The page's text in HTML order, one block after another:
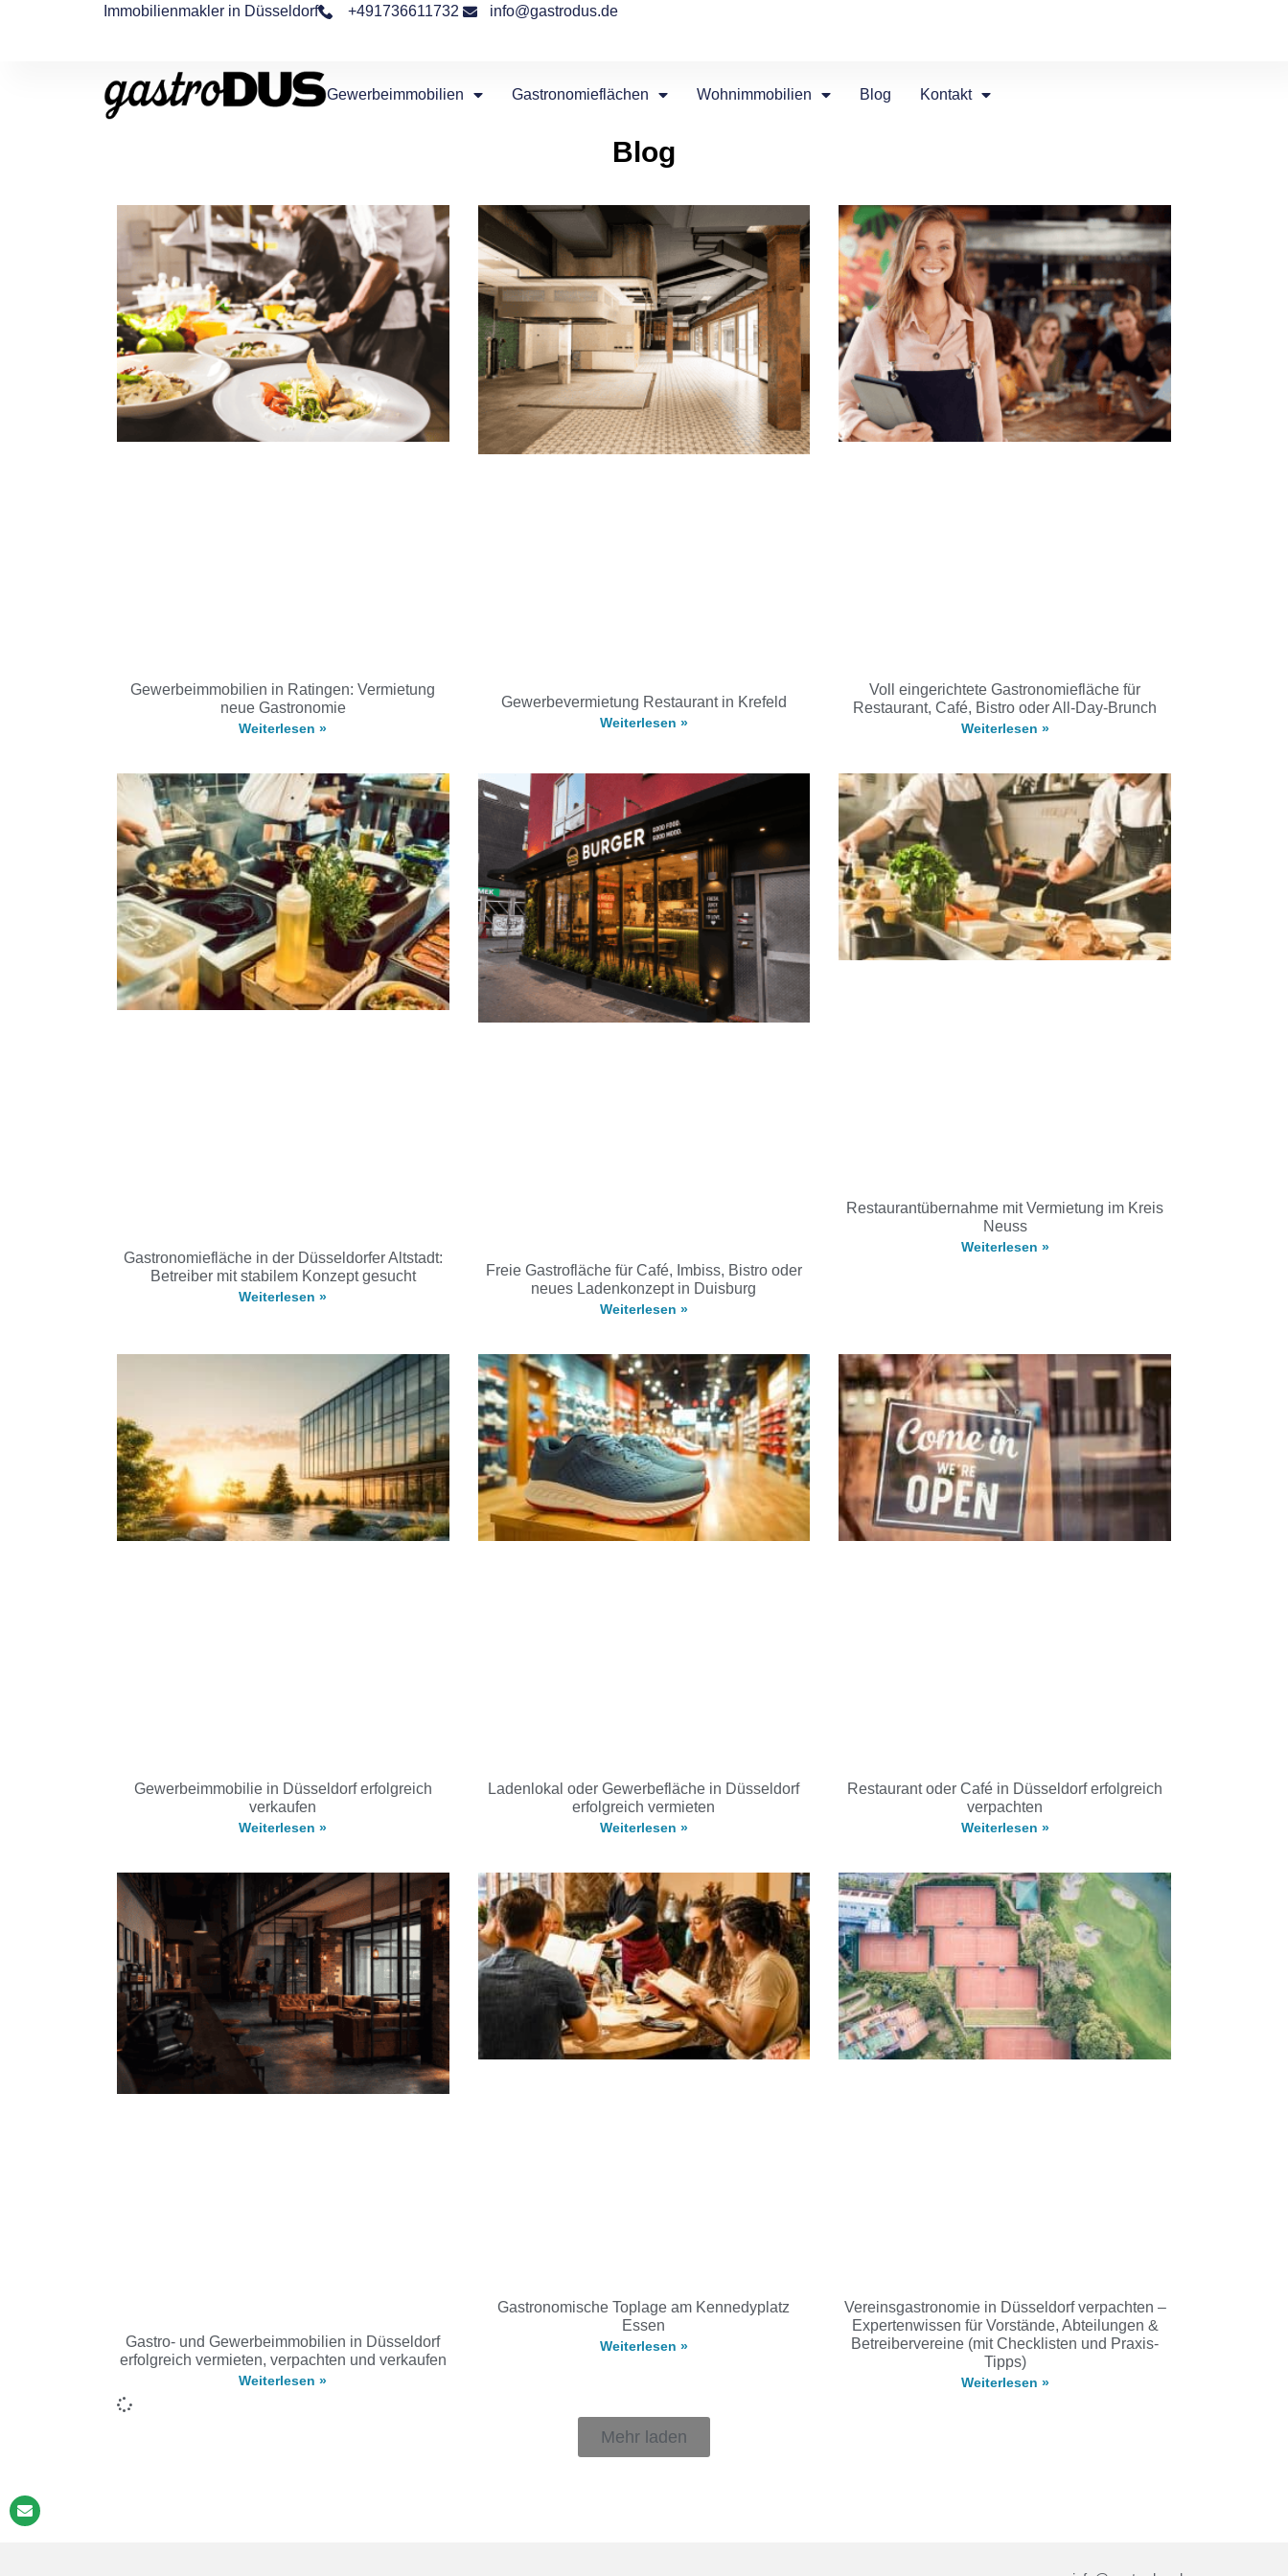
Immobilienmakler in Düsseldorf info@gastrodus.de
+491736611732
Gewerbeimmobilien Gastronomieflächen Wohnimmobilien Blog Kontakt
Blog
Gewerbeimmobilien in Ratingen: Vermietung
neue Gastronomie
Weiterlesen »
Gewerbevermietung Restaurant in Krefeld
Weiterlesen »
Voll eingerichtete Gastronomiefläche für
Restaurant, Café, Bistro oder All-Day-Brunch
Weiterlesen »
Gastronomiefläche in der Düsseldorfer Altstadt:
Betreiber mit stabilem Konzept gesucht
Weiterlesen »
Freie Gastrofläche für Café, Imbiss, Bistro oder
neues Ladenkonzept in Duisburg
Weiterlesen »
Restaurantübernahme mit Vermietung im Kreis
Neuss
Weiterlesen »
Gewerbeimmobilie in Düsseldorf erfolgreich
verkaufen
Weiterlesen »
Ladenlokal oder Gewerbefläche in Düsseldorf
erfolgreich vermieten
Weiterlesen »
Restaurant oder Café in Düsseldorf erfolgreich
verpachten
Weiterlesen »
Gastro- und Gewerbeimmobilien in Düsseldorf
erfolgreich vermieten, verpachten und verkaufen
Weiterlesen »
Gastronomische Toplage am Kennedyplatz
Essen
Weiterlesen »
Vereinsgastronomie in Düsseldorf verpachten –
Expertenwissen für Vorstände, Abteilungen &
Betreibervereine (mit Checklisten und Praxis-
Tipps)
Weiterlesen »
Mehr laden